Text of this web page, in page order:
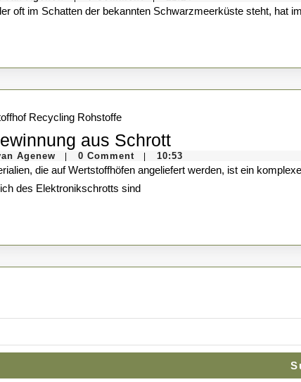
Esot
van
der oft im Schatten der bekannten Schwarzmeerküste steht,
aus SchrottWissen:
aus
Agenew Erik
Esot
van
Agenew
0 Comment 10:53
des Elektronikschrotts sind